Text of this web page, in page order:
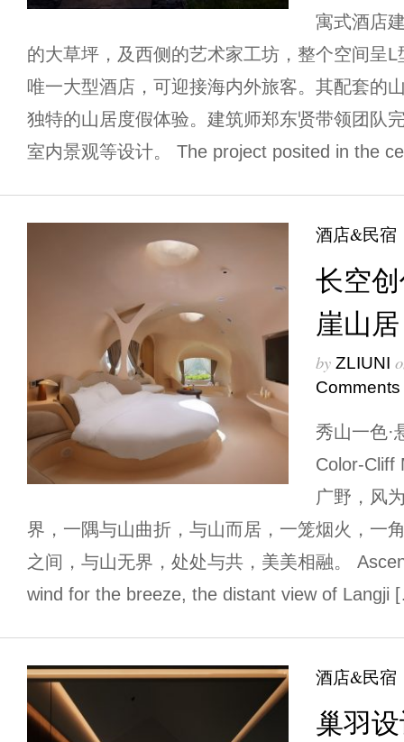
寓式酒店
的大草坪，及西侧的艺术家工坊，整个空间呈
唯一大型酒店，可迎接海内外旅客。其配套的
独特的山居度假体验。建筑师郑东贤带领团队
室内景观等设计。 The project posited in the
酒店&民宿
长空
崖山居
by ZLIUNI
Comments
秀山一色·
Color-Cliff
广野，风
界，一隅与山曲折，与山而居，一笼烟火，一
之间，与山无界，处处与共，美美相融。
wind for the breeze, the distant view of Langji
酒店&民宿
巢羽